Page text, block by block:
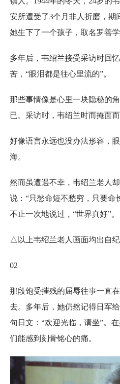
安所遭受了3个月非人折磨，期
她生下了一个孩子，取名罗善学
多年后，韦绍兰接受采访时回
苦，“眼泪都是往心里流的”。
那些事情像是心里一块隐秘的
已。采访时，韦绍兰时而掩面
好像语言永远也没办法形容，
海。
然而虽遭遇不幸，韦绍兰老人
说：“只愁命短不愁穷，只要命
不止一次地说过，“世界真好”。
△以上韦绍兰老人画面均出自纪
02
那段饱受摧残的屈辱往事一直
去。多年后，她仍然记得日军
句日文：“欢迎光临，请坐”。
们能感到刻骨铭心的痛。